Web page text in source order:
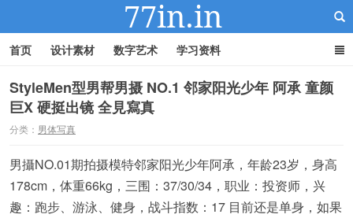
首页 设计素材 数字艺术 学习资料
StyleMen型男帮男摄 NO.1 邻家阳光少年 阿承 童颜
巨X 硬挺出镜 全見寫真
分类： 男体写真
男攝NO.01期拍摄模特邻家阳光少年阿承，年龄23岁，身高
178cm，体重66kg，三围：37/30/34，职业：投资师，兴
趣：跑步、游泳、健身，战斗指数：17 目前还是单身，如果